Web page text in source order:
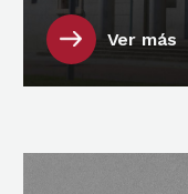
Ver más